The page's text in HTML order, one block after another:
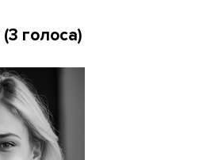
(3 голоса)